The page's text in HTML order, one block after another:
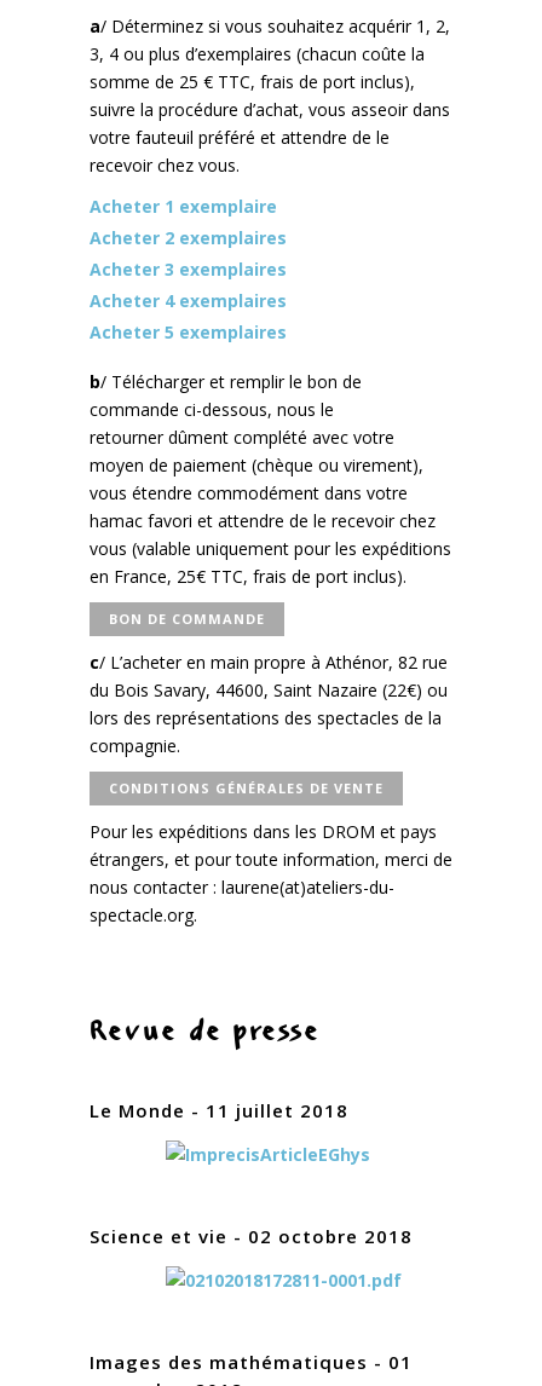
a/ Déterminez si vous souhaitez acquérir 1, 2,
3, 4 ou plus d’exemplaires (chacun coûte la
somme de 25 € TTC, frais de port inclus),
suivre la procédure d’achat, vous asseoir dans
votre fauteuil préféré et attendre de le
recevoir chez vous.
Acheter 1 exemplaire
Acheter 2 exemplaires
Acheter 3 exemplaires
Acheter 4 exemplaires
Acheter 5 exemplaires
b/ Télécharger et remplir le bon de
commande ci-dessous, nous le
retourner dûment complété avec votre
moyen de paiement (chèque ou virement),
vous étendre commodément dans votre
hamac favori et attendre de le recevoir chez
vous (valable uniquement pour les expéditions
en France, 25€ TTC, frais de port inclus).
BON DE COMMANDE
c/ L’acheter en main propre à Athénor, 82 rue
du Bois Savary, 44600, Saint Nazaire (22€) ou
lors des représentations des spectacles de la
compagnie.
CONDITIONS GÉNÉRALES DE VENTE
Pour les expéditions dans les DROM et pays
étrangers, et pour toute information, merci de
nous contacter : laurene(at)ateliers-du-
spectacle.org.
Revue de presse
Le Monde - 11 juillet 2018
Science et vie - 02 octobre 2018
Images des mathématiques - 01